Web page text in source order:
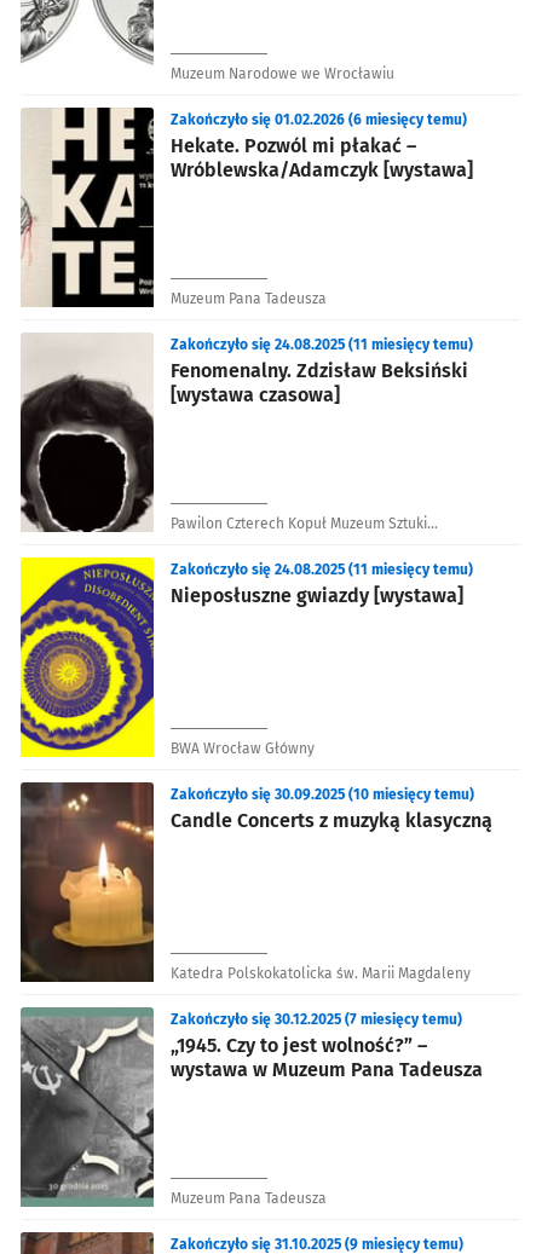
Muzeum Narodowe we Wrocławiu
Hekate. Pozwól mi płakać –
Wróblewska/Adamczyk [wystawa]
Zakończyło się 01.02.2026 (6 miesięcy temu)
Muzeum Pana Tadeusza
Fenomenalny. Zdzisław Beksiński
[wystawa czasowa]
Zakończyło się 24.08.2025 (11 miesięcy temu)
Pawilon Czterech Kopuł Muzeum Sztuki
Nieposłuszne gwiazdy [wystawa]
Zakończyło się 24.08.2025 (11 miesięcy temu)
BWA Wrocław Główny
Candle Concerts z muzyką klasyczną
Zakończyło się 30.09.2025 (10 miesięcy temu)
Katedra Polskokatolicka św. Marii Magdaleny
„1945. Czy to jest wolność?” –
wystawa w Muzeum Pana Tadeusza
Zakończyło się 30.12.2025 (7 miesięcy temu)
Muzeum Pana Tadeusza
Zakończyło się 31.10.2025 (9 miesięcy temu)